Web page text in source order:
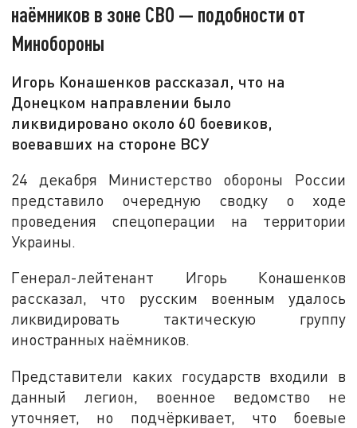
наёмников в зоне СВО — подобности от
Минобороны
Игорь Конашенков рассказал, что на
Донецком направлении было
ликвидировано около 60 боевиков,
воевавших на стороне ВСУ
24 декабря Министерство обороны России
представило очередную сводку о ходе
проведения спецоперации на территории
Украины.
Генерал-лейтенант Игорь Конашенков
рассказал, что русским военным удалось
ликвидировать тактическую группу
иностранных наёмников.
Представители каких государств входили в
данный легион, военное ведомство не
уточняет, но подчёркивает, что боевые